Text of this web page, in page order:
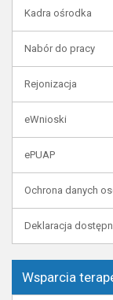
Kadra ośrodka
Nabór do pracy
Rejonizacja
eWnioski
ePUAP
Ochrona danych
Deklaracja
Wsparcia